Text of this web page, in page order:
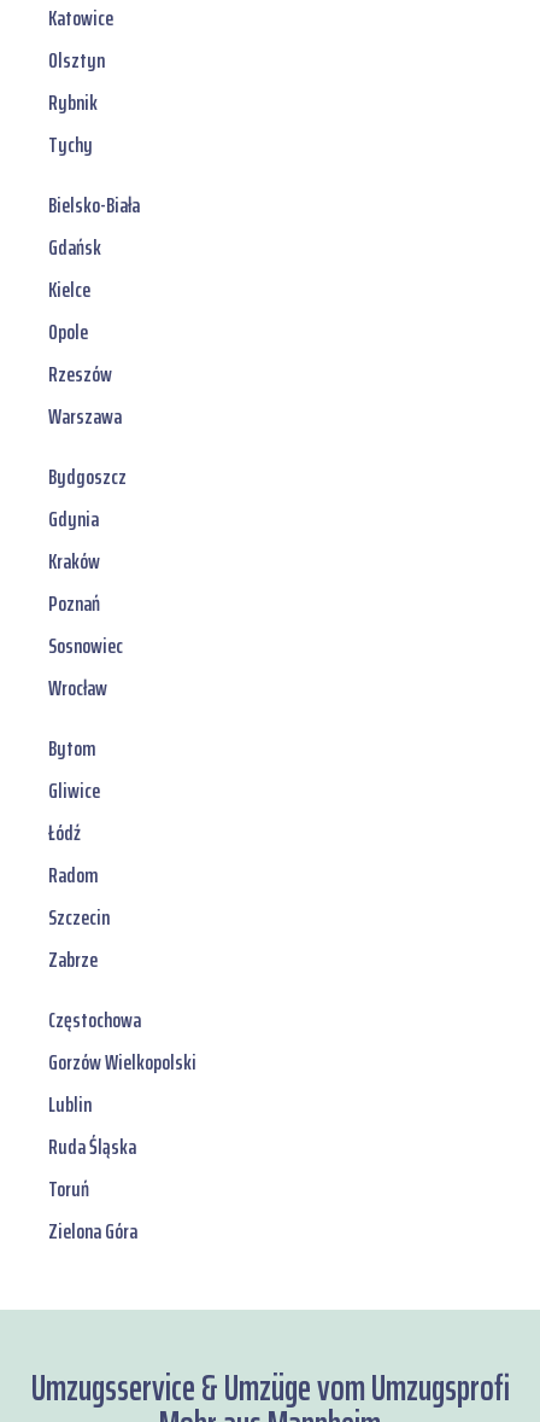
Katowice
Olsztyn
Rybnik
Tychy
Bielsko-Biała
Gdańsk
Kielce
Opole
Rzeszów
Warszawa
Bydgoszcz
Gdynia
Kraków
Poznań
Sosnowiec
Wrocław
Bytom
Gliwice
Łódź
Radom
Szczecin
Zabrze
Częstochowa
Gorzów Wielkopolski
Lublin
Ruda Śląska
Toruń
Zielona Góra
Umzugsservice & Umzüge vom Umzugsprofi